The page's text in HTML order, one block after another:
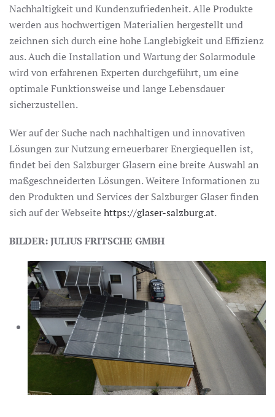
Nachhaltigkeit und Kundenzufriedenheit. Alle Produkte
werden aus hochwertigen Materialien hergestellt und
zeichnen sich durch eine hohe Langlebigkeit und Effizienz
aus. Auch die Installation und Wartung der Solarmodule
wird von erfahrenen Experten durchgeführt, um eine
optimale Funktionsweise und lange Lebensdauer
sicherzustellen.
Wer auf der Suche nach nachhaltigen und innovativen
Lösungen zur Nutzung erneuerbarer Energiequellen ist,
findet bei den Salzburger Glasern eine breite Auswahl an
maßgeschneiderten Lösungen. Weitere Informationen zu
den Produkten und Services der Salzburger Glaser finden
sich auf der Webseitehttps://glaser-salzburg.at.
BILDER: JULIUS FRITSCHE GMBH